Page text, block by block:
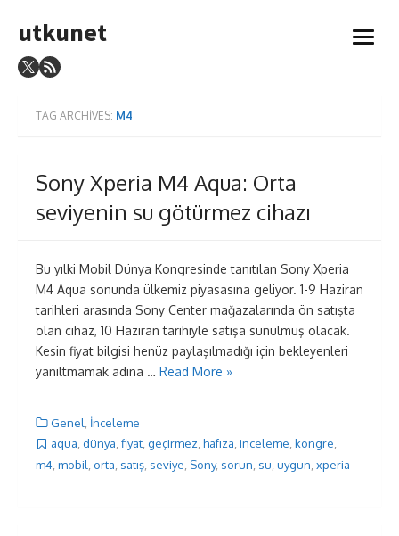
to
utkunet
open
TAG ARCHIVES: M4
Sony Xperia M4 Aqua: Orta
seviyenin su götürmez cihazı
Bu yılki Mobil Dünya Kongresinde tanıtılan Sony Xperia
M4 Aqua sonunda ülkemiz piyasasına geliyor. 1-9 Haziran
tarihleri arasında Sony Center mağazalarında ön satışta
olan cihaz, 10 Haziran tarihiyle satışa sunulmuş olacak.
Kesin fiyat bilgisi henüz paylaşılmadığı için bekleyenleri
yanıltmamak adına … Read More »
Genel İnceleme
aqua, dünya, fiyat, geçirmez, hafıza, inceleme, kongre,
m4 mobil orta satış seviye Sony, sorun su uygun xperia